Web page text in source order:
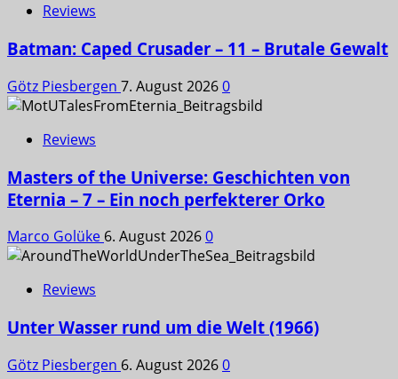
Reviews
Batman: Caped Crusader – 11 – Brutale Gewalt
Götz Piesbergen 7. August 20260
Reviews
Masters of the Universe: Geschichten von
Eternia – 7 – Ein noch perfekterer Orko
Marco Golüke 6. August 20260
Reviews
Unter Wasser rund um die Welt (1966)
Götz Piesbergen 6. August 20260